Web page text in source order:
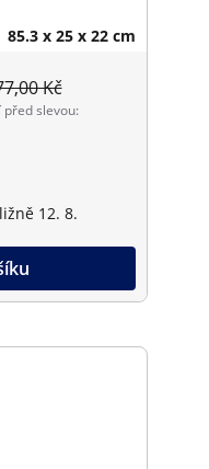
85.3 x 25 x 22 cm
Kč
před slevou:
12. 8.